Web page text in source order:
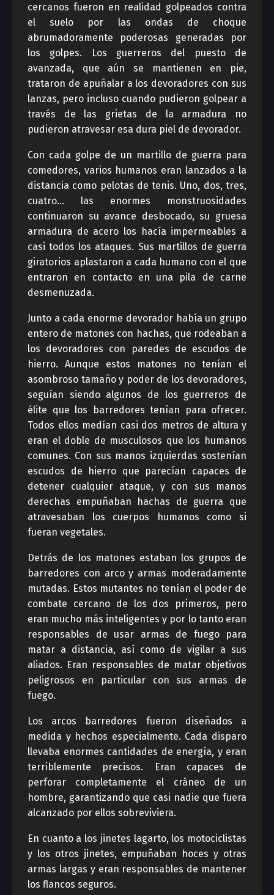
cercanos fueron en realidad golpeados contra
el suelo por las ondas de choque
abrumadoramente poderosas generadas por
los golpes. Los guerreros del puesto de
avanzada, que aún se mantienen en pie,
trataron de apuñalar a los devoradores con sus
lanzas, pero incluso cuando pudieron golpear a
través de las grietas de la armadura no
pudieron atravesar esa dura piel de devorador.
Con cada golpe de un martillo de guerra para
comedores, varios humanos eran lanzados a la
distancia como pelotas de tenis. Uno, dos, tres,
cuatro… las enormes monstruosidades
continuaron su avance desbocado, su gruesa
armadura de acero los hacía impermeables a
casi todos los ataques. Sus martillos de guerra
giratorios aplastaron a cada humano con el que
entraron en contacto en una pila de carne
desmenuzada.
Junto a cada enorme devorador había un grupo
entero de matones con hachas, que rodeaban a
los devoradores con paredes de escudos de
hierro. Aunque estos matones no tenían el
asombroso tamaño y poder de los devoradores,
seguían siendo algunos de los guerreros de
élite que los barredores tenían para ofrecer.
Todos ellos medían casi dos metros de altura y
eran el doble de musculosos que los humanos
comunes. Con sus manos izquierdas sostenían
escudos de hierro que parecían capaces de
detener cualquier ataque, y con sus manos
derechas empuñaban hachas de guerra que
atravesaban los cuerpos humanos como si
fueran vegetales.
Detrás de los matones estaban los grupos de
barredores con arco y armas moderadamente
mutadas. Estos mutantes no tenían el poder de
combate cercano de los dos primeros, pero
eran mucho más inteligentes y por lo tanto eran
responsables de usar armas de fuego para
matar a distancia, así como de vigilar a sus
aliados. Eran responsables de matar objetivos
peligrosos en particular con sus armas de
fuego.
Los arcos barredores fueron diseñados a
medida y hechos especialmente. Cada disparo
llevaba enormes cantidades de energía, y eran
terriblemente precisos. Eran capaces de
perforar completamente el cráneo de un
hombre, garantizando que casi nadie que fuera
alcanzado por ellos sobreviviera.
En cuanto a los jinetes lagarto, los motociclistas
y los otros jinetes, empuñaban hoces y otras
armas largas y eran responsables de mantener
los flancos seguros.